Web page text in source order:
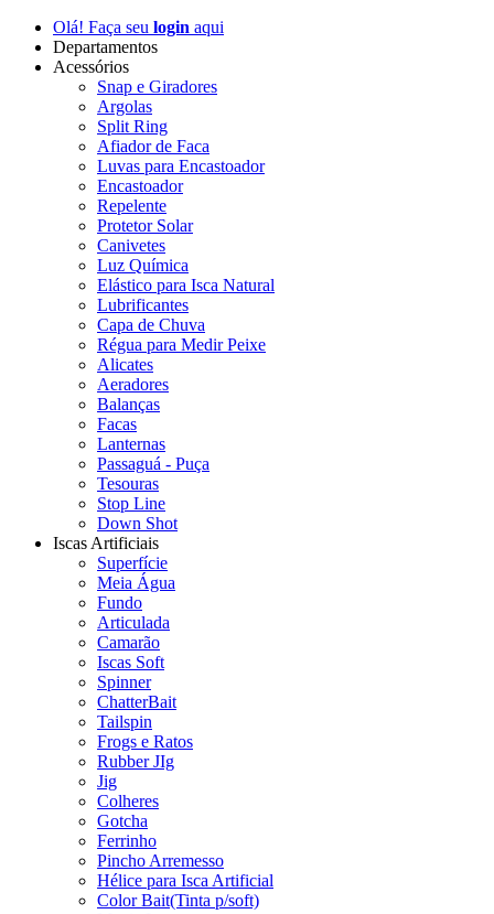
Olá! Faça seu login aqui
Departamentos
Acessórios
Snap e Giradores
Argolas
Split Ring
Afiador de Faca
Luvas para Encastoador
Encastoador
Repelente
Protetor Solar
Canivetes
Luz Química
Elástico para Isca Natural
Lubrificantes
Capa de Chuva
Régua para Medir Peixe
Alicates
Aeradores
Balanças
Facas
Lanternas
Passaguá - Puça
Tesouras
Stop Line
Down Shot
Iscas Artificiais
Superfície
Meia Água
Fundo
Articulada
Camarão
Iscas Soft
Spinner
ChatterBait
Tailspin
Frogs e Ratos
Rubber JIg
Jig
Colheres
Gotcha
Ferrinho
Pincho Arremesso
Hélice para Isca Artificial
Color Bait(Tinta p/soft)